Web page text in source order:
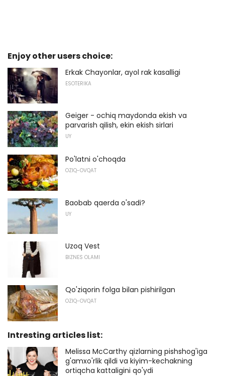
Enjoy other users choice:
Erkak Chayonlar, ayol rak kasalligi
ESOTERIKA
Geiger - ochiq maydonda ekish va
parvarish qilish, ekin ekish sirlari
UY
Po'latni o'choqda
OZIQ-OVQAT
Baobab qaerda o'sadi?
UY
Uzoq Vest
BIZNES OLAMI
Qo'ziqorin folga bilan pishirilgan
OZIQ-OVQAT
Intresting articles list:
Melissa McCarthy qizlarning pishshog'iga
g'amxo'rlik qildi va kiyim-kechakning
ortiqcha kattaligini qo'ydi